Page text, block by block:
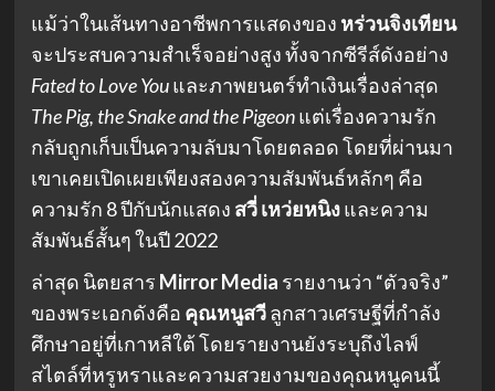
แม้ว่าในเส้นทางอาชีพการแสดงของ หร่วนจิงเทียน
จะประสบความสำเร็จอย่างสูง ทั้งจากซีรีส์ดังอย่าง
Fated to Love Youและภาพยนตร์ทำเงินเรื่องล่าสุด
The Pig, the Snake and the Pigeonแต่เรื่องความรัก
กลับถูกเก็บเป็นความลับมาโดยตลอด โดยที่ผ่านมา
เขาเคยเปิดเผยเพียงสองความสัมพันธ์หลักๆ คือ
ความรัก 8 ปีกับนักแสดง สวี่ เหว่ยหนิงและความ
สัมพันธ์สั้นๆ ในปี 2022
ล่าสุด นิตยสาร Mirror Media รายงานว่า “ตัวจริง”
ของพระเอกดังคือ คุณหนูสวีลูกสาวเศรษฐีที่กำลัง
ศึกษาอยู่ที่เกาหลีใต้ โดยรายงานยังระบุถึงไลฟ์
สไตล์ที่หรูหราและความสวยงามของคุณหนูคนนี้